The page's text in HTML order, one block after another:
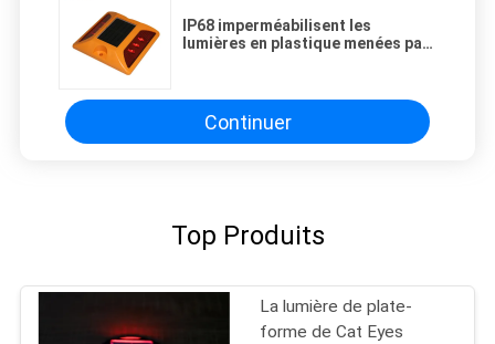
IP68 imperméabilisent les
lumières en plastique menées par
de chaussée de clignotement
Continuer
Top Produits
La lumière de plate-
forme de Cat Eyes